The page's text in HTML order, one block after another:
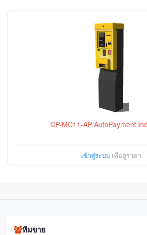
CP-MC11-AP:AutoPayment
เข้าสู่ระบบเพื่อดูราคา
ทีมขาย